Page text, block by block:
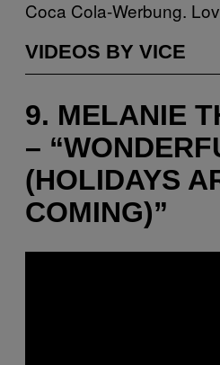
Coca Cola-Werbung.
VIDEOS BY VICE
9. MELANIE
–
(HOLIDAYS
COMING)”